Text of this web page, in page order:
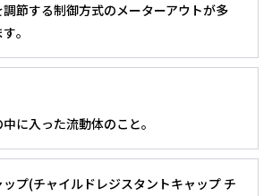
節する制御方式のメーターアウトが多
｡
に入った流動体のこと。
プ(チャイルドレジスタントキャップ チ